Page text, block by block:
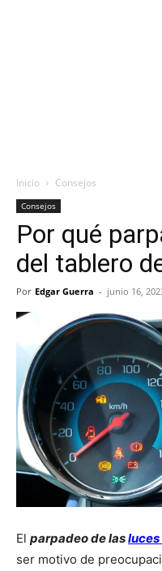
Inicio Consejos
Consejos
Por qué
del tablero
Por Edgar Guerra - junio 16,
El parpadeo de las
ser motivo de